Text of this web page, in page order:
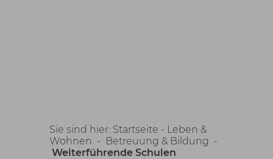
Sie sind hier: Startseite - Leben &
Wohnen - Betreuung & Bildung -
Weiterführende Schulen